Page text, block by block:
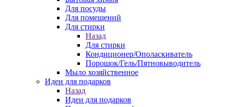
Для посуды
Для помещений
Для стирки
Назад
Для стирки
Кондиционер/Ополаскиватель
Порошок/Гель/Пятновыводитель
Мыло хозяйственное
Идеи для подарков
Назад
Идеи для подарков